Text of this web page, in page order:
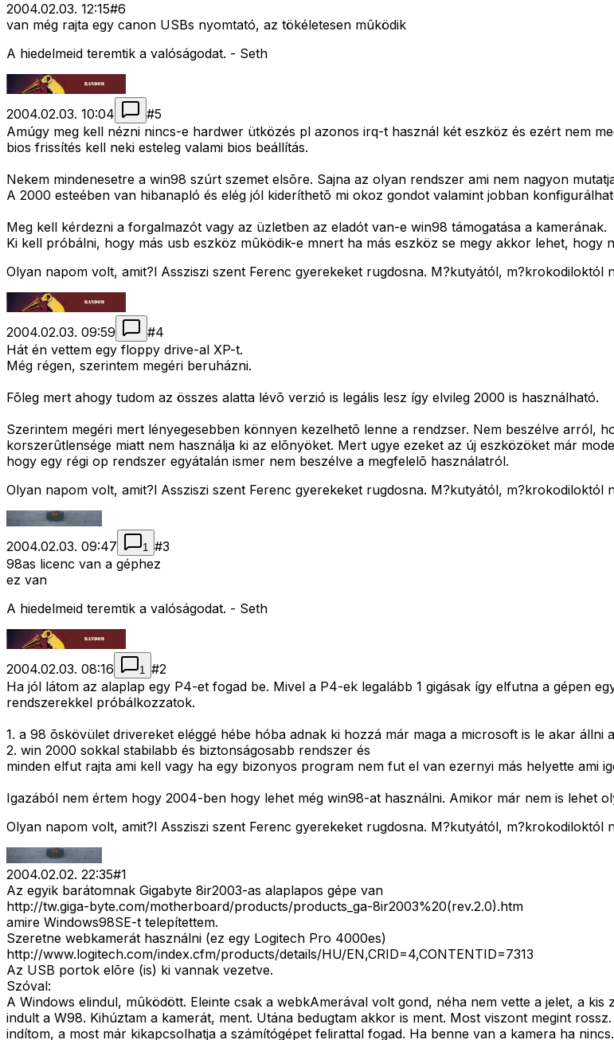
2004.02.03. 12:15#6
van még rajta egy canon USBs nyomtató, az tökéletesen mûködik
A hiedelmeid teremtik a valóságodat. - Seth
2004.02.03. 10:04 #5
Amúgy meg kell nézni nincs-e hardwer ütközés pl azonos irq-t használ két eszköz és ezért nem
bios frissítés kell neki esteleg valami bios beállítás.
Nekem mindenesetre a win98 szúrt szemet elsõre. Sajna az olyan rendszer ami nem nagyon
A 2000 esteében van hibanapló és elég jól kideríthetõ mi okoz gondot valamint jobban
Meg kell kérdezni a forgalmazót vagy az üzletben az eladót van-e win98 támogatása a kamerának.
Ki kell próbálni, hogy más usb eszköz mûködik-e mnert ha más eszköz se megy akkor lehet, hogy
Olyan napom volt, amit?l Assziszi szent Ferenc gyerekeket rugdosna. M?kutyától, m?krokodiloktól
2004.02.03. 09:59 #4
Hát én vettem egy floppy drive-al XP-t.
Még régen, szerintem megéri beruházni.
Fõleg mert ahogy tudom az összes alatta lévõ verzió is legális lesz így elvileg 2000 is használható.
Szerintem megéri mert lényegesebben könnyen kezelhetõ lenne a rendzser. Nem beszélve arról,
korszerûtlensége miatt nem használja ki az elõnyöket. Mert ugye ezeket az új eszközöket már
hogy egy régi op rendszer egyátalán ismer nem beszélve a megfelelõ használatról.
Olyan napom volt, amit?l Assziszi szent Ferenc gyerekeket rugdosna. M?kutyától, m?krokodiloktól
2004.02.03. 09:47 1 #3
98as licenc van a géphez
ez van
A hiedelmeid teremtik a valóságodat. - Seth
2004.02.03. 08:16 1 #2
Ha jól látom az alaplap egy P4-et fogad be. Mivel a P4-ek legalább 1 gigásak így elfutna a gépen
rendszerekkel próbálkozzatok.
1. a 98 õskövület drivereket eléggé hébe hóba adnak ki hozzá már maga a microsoft is le akar állni
2. win 2000 sokkal stabilabb és biztonságosabb rendszer és
minden elfut rajta ami kell vagy ha egy bizonyos program nem fut el van ezernyi más helyette ami
Igazából nem értem hogy 2004-ben hogy lehet még win98-at használni. Amikor már nem is lehet
Olyan napom volt, amit?l Assziszi szent Ferenc gyerekeket rugdosna. M?kutyától, m?krokodiloktól
2004.02.02. 22:35#1
Az egyik barátomnak Gigabyte 8ir2003-as alaplapos gépe van
http://tw.giga-byte.com/motherboard/products/products_ga-8ir2003%20(rev.2.0).htm
amire Windows98SE-t telepítettem.
Szeretne webkamerát használni (ez egy Logitech Pro 4000es)
http://www.logitech.com/index.cfm/products/details/HU/EN,CRID=4,CONTENTID=7313
Az USB portok elõre (is) ki vannak vezetve.
Szóval:
A Windows elindul, mûködött. Eleinte csak a webkAmerával volt gond, néha nem vette a jelet, a
indult a W98. Kihúztam a kamerát, ment. Utána bedugtam akkor is ment. Most viszont megint
indítom, a most már kikapcsolhatja a számítógépet felirattal fogad. Ha benne van a kamera ha nincs.